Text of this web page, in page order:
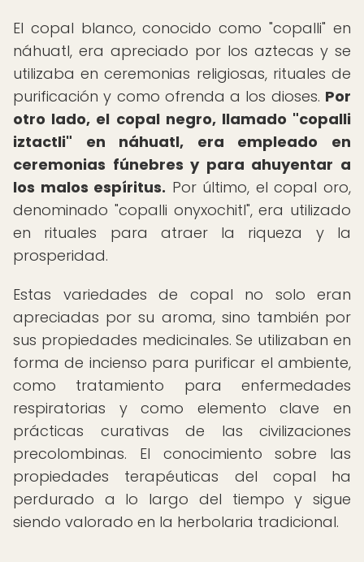
El copal blanco, conocido como "copalli" en
náhuatl, era apreciado por los aztecas y se
utilizaba en ceremonias religiosas, rituales de
purificación y como ofrenda a los dioses. Por
otro lado, el copal negro, llamado "copalli
iztactli" en náhuatl, era empleado en
ceremonias fúnebres y para ahuyentar a
los malos espíritus. Por último, el copal oro,
denominado "copalli onyxochitl", era utilizado
en rituales para atraer la riqueza y la
prosperidad.
Estas variedades de copal no solo eran
apreciadas por su aroma, sino también por
sus propiedades medicinales. Se utilizaban en
forma de incienso para purificar el ambiente,
como tratamiento para enfermedades
respiratorias y como elemento clave en
prácticas curativas de las civilizaciones
precolombinas. El conocimiento sobre las
propiedades terapéuticas del copal ha
perdurado a lo largo del tiempo y sigue
siendo valorado en la herbolaria tradicional.